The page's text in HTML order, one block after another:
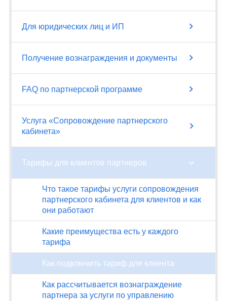
Для юридических лиц и ИП chevron_right
Получение вознаграждения и документы chevron_right
FAQ по партнерской программе chevron_right
Услуга «Сопровождение партнерского
кабинета»
chevron_right
Тарифы для клиентов партнеров chevron_right
Что такое тарифы услуги сопровождения
партнерского кабинета для клиентов и как
они работают
Какие преимущества есть у каждого
тарифа
Как подключить тариф для клиента
Как рассчитывается вознаграждение
партнера за услуги по управлению